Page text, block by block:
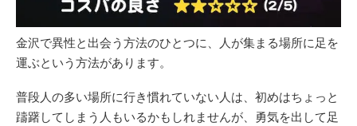
金沢で異性と出会う方法のひとつに、人が集まる場所に足を
運ぶという方法があります。
普段人の多い場所に行き慣れていない人は、初めはちょっと
躊躇してしまう人もいるかもしれませんが、勇気を出して足